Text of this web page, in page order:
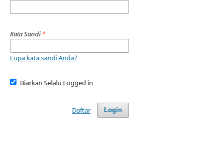
Kata Sandi*
Lupa kata sandi Anda?
Biarkan Selalu Logged in
Login
Daftar